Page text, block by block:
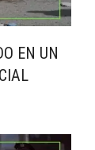
EN UN